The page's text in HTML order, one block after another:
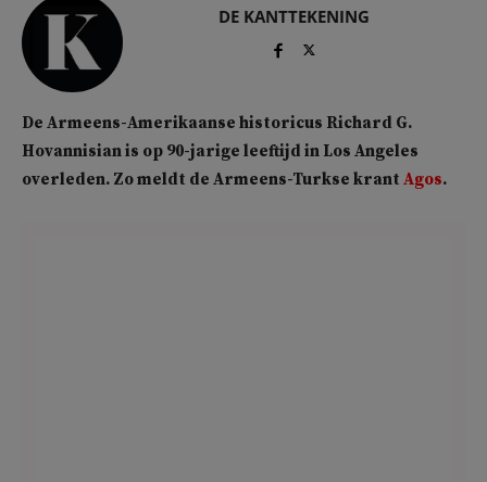
DE KANTTEKENING
De Armeens-Amerikaanse historicus Richard G.
Hovannisian is op 90-jarige leeftijd in Los Angeles
overleden. Zo meldt de Armeens-Turkse krant Agos.